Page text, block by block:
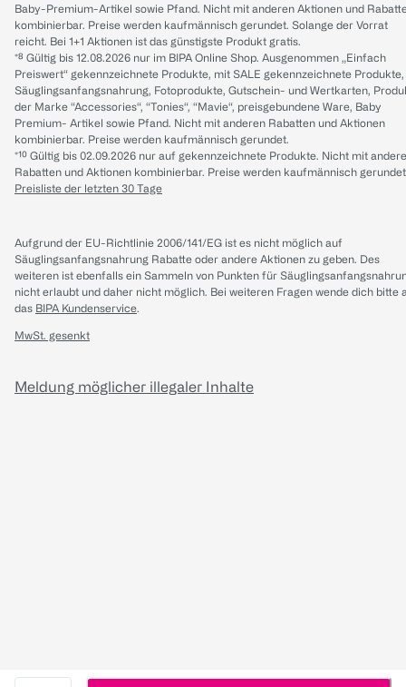
Baby-Premium-Artikel sowie Pfand. Nicht mit anderen Aktionen und
kombinierbar. Preise werden kaufmännisch gerundet. Solange der Vorrat
reicht. Bei 1+1 Aktionen ist das günstigste Produkt gratis.
*⁸ Gültig bis 12.08.2026 nur im BIPA Online Shop. Ausgenommen „Einfach
Preiswert“ gekennzeichnete Produkte, mit SALE gekennzeichnete Produkte,
Säuglingsanfangsnahrung, Fotoprodukte, Gutschein- und Wertkarten,
der Marke “Accessories“, “Tonies“, “Mavie“, preisgebundene Ware, Baby
Premium- Artikel sowie Pfand. Nicht mit anderen Rabatten und Aktionen
kombinierbar. Preise werden kaufmännisch gerundet.
*¹⁰ Gültig bis 02.09.2026 nur auf gekennzeichnete Produkte. Nicht mit
Rabatten und Aktionen kombinierbar. Preise werden kaufmännisch
Preisliste der letzten 30 Tage
Aufgrund der EU-Richtlinie 2006/141/EG ist es nicht möglich auf
Säuglingsanfangsnahrung Rabatte oder andere Aktionen zu geben. Des
weiteren ist ebenfalls ein Sammeln von Punkten für
nicht erlaubt und daher nicht möglich. Bei weiteren Fragen wende dich bitte
das BIPA Kundenservice.
MwSt. gesenkt
Meldung möglicher illegaler Inhalte